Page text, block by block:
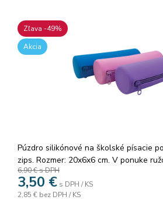
Zľava -49%
Akcia
Púzdro silikónové na školské písacie
zips. Rozmer: 20x6x6 cm. V ponuke
Dodávame podľa skladových zásob.
6,90 €s DPH
3,50 € s DPH / KS
2,85 € bez DPH / KS